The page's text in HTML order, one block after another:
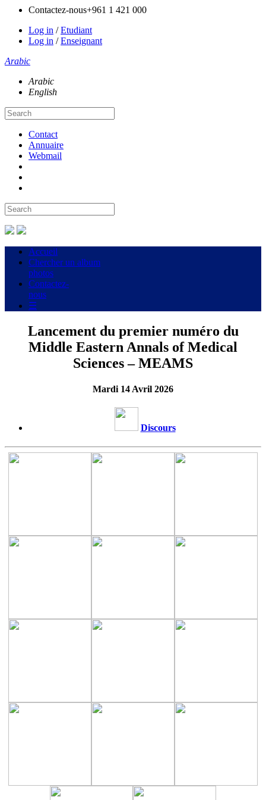
Contactez-nous+961 1 421 000
Log in /Etudiant
Log in /Enseignant
Arabic
Arabic
English
Contact
Annuaire
Webmail
Accueil
Chercher un album
photos
Contactez-
nous
☰
Lancement du premier numéro du
Middle Eastern Annals of Medical
Sciences – MEAMS
Mardi 14 Avril 2026
Discours